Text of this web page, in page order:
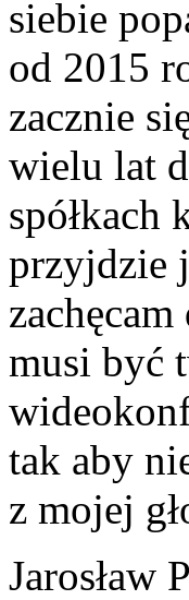
siebie
od 2015
zacznie
wielu lat
spółkach
przyjdzie
musi być
tak aby
z mojej
Jarosław